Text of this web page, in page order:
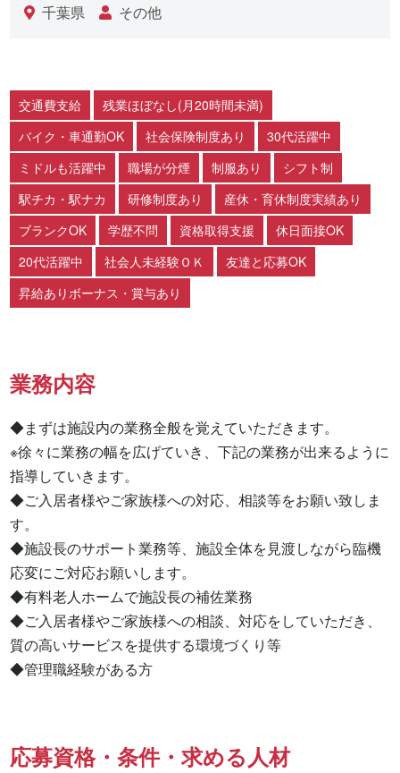
千葉県 その他
交通費支給
残業ほぼなし(月20時間未満)
バイク・車通勤OK
社会保険制度あり
30代活躍中
ミドルも活躍中
職場が分煙 制服あり
シフト制
駅チカ・駅ナカ
研修制度あり
産休・育休制度実績あり
ブランクOK
学歴不問 資格取得支援
休日面接OK
20代活躍中
社会人未経験ＯＫ
友達と応募OK
昇給ありボーナス・賞与あり
業務内容
◆まずは施設内の業務全般を覚えていただきます。
※徐々に業務の幅を広げていき、下記の業務が出来るように
指導していきます。
◆ご入居者様やご家族様への対応、相談等をお願い致しま
す。
◆施設長のサポート業務等、施設全体を見渡しながら臨機
応変にご対応お願いします。
◆有料老人ホームで施設長の補佐業務
◆ご入居者様やご家族様への相談、対応をしていただき、
質の高いサービスを提供する環境づくり等
◆管理職経験がある方
応募資格・条件・求める人材